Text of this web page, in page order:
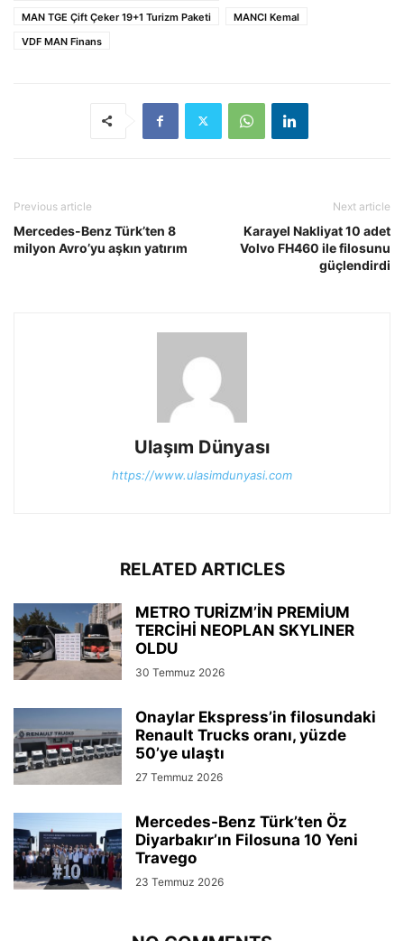
MAN TGE Çift Çeker 19+1 Turizm Paketi
MANCI Kemal
VDF MAN Finans
Previous article
Mercedes-Benz Türk’ten 8
milyon Avro’yu aşkın yatırım
Next article
Karayel Nakliyat 10 adet
Volvo FH460 ile filosunu
güçlendirdi
Ulaşım Dünyası
https://www.ulasimdunyasi.com
RELATED ARTICLES
METRO TURİZM’İN PREMİUM
TERCİHİ NEOPLAN SKYLINER
OLDU
30 Temmuz 2026
Onaylar Ekspress’in filosundaki
Renault Trucks oranı, yüzde
50’ye ulaştı
27 Temmuz 2026
Mercedes-Benz Türk’ten Öz
Diyarbakır’ın Filosuna 10 Yeni
Travego
23 Temmuz 2026